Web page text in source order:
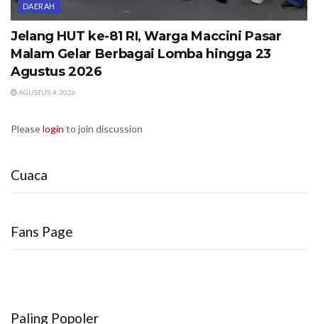
DAERAH
Jelang HUT ke-81 RI, Warga Maccini Pasar
Malam Gelar Berbagai Lomba hingga 23
Agustus 2026
AGUSTUS 4, 2026
Pleaselogin to join discussion
Cuaca
Fans Page
Paling Popoler